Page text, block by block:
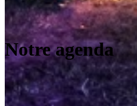
Notre agenda